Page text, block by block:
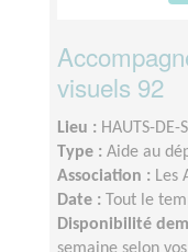
visuels 92
Lieu : HAUTS-DE-
Type : Aide au
Association : Les
Date :
Tout le
Disponibilité